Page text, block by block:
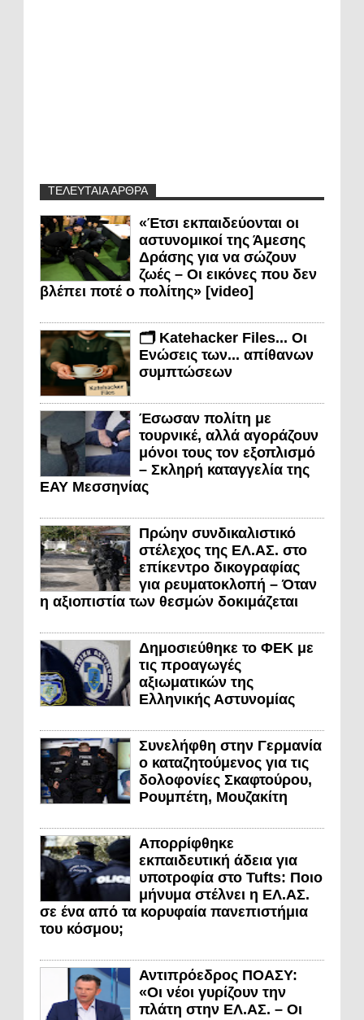
ΤΕΛΕΥΤΑΙΑ ΑΡΘΡΑ
«Έτσι εκπαιδεύονται οι
αστυνομικοί της Άμεσης
Δράσης για να σώζουν
ζωές – Οι εικόνες που δεν
βλέπει ποτέ ο πολίτης» [video]
🗂️ Katehacker Files... Οι
Ενώσεις των... απίθανων
συμπτώσεων
Έσωσαν πολίτη με
τουρνικέ, αλλά αγοράζουν
μόνοι τους τον εξοπλισμό
– Σκληρή καταγγελία της
ΕΑΥ Μεσσηνίας
Πρώην συνδικαλιστικό
στέλεχος της ΕΛ.ΑΣ. στο
επίκεντρο δικογραφίας
για ρευματοκλοπή – Όταν
η αξιοπιστία των θεσμών δοκιμάζεται
Δημοσιεύθηκε το ΦΕΚ με
τις προαγωγές
αξιωματικών της
Ελληνικής Αστυνομίας
Συνελήφθη στην Γερμανία
ο καταζητούμενος για τις
δολοφονίες Σκαφτούρου,
Ρουμπέτη, Μουζακίτη
Απορρίφθηκε
εκπαιδευτική άδεια για
υποτροφία στο Tufts: Ποιο
μήνυμα στέλνει η ΕΛ.ΑΣ.
σε ένα από τα κορυφαία πανεπιστήμια
του κόσμου;
Αντιπρόεδρος ΠΟΑΣΥ:
«Οι νέοι γυρίζουν την
πλάτη στην ΕΛ.ΑΣ. – Οι